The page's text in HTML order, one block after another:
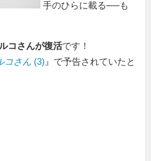
手のひらに載る──も
コさんが復活です！
コさん (3) 』で予告されていたと